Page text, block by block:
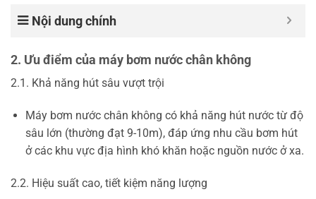
Nội dung chính
2. Ưu điểm của máy bơm nước chân không
2.1. Khả năng hút sâu vượt trội
Máy bơm nước chân không có khả năng hút nước từ độ
sâu lớn (thường đạt 9-10m), đáp ứng nhu cầu bơm hút
ở các khu vực địa hình khó khăn hoặc nguồn nước ở xa.
2.2. Hiệu suất cao, tiết kiệm năng lượng